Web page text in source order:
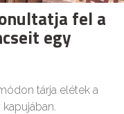
fel a
egy
tárja elétek a